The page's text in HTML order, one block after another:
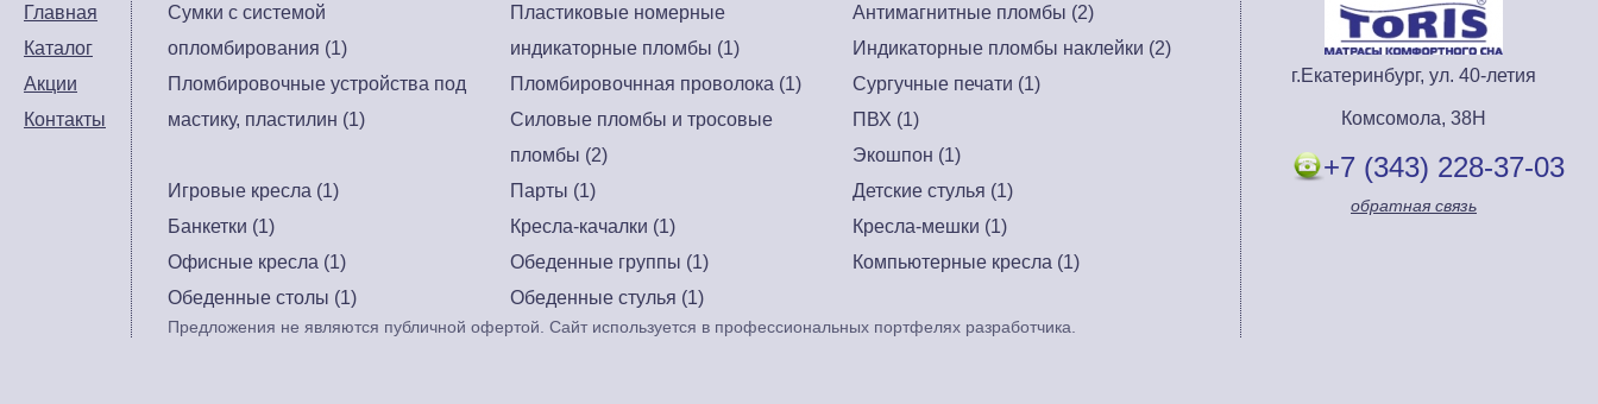
Главная
Каталог
Акции
Контакты
г.Екатеринбург, ул. 40-летия
Комсомола, 38Н
+7 (343) 228-37-03
обратная связь
Сумки с системой
опломбирования (1)
Пластиковые номерные
индикаторные пломбы (1)
Антимагнитные пломбы (2)
Индикаторные пломбы наклейки (2)
Пломбировочные устройства под
мастику, пластилин (1)
Пломбировочнная проволока (1)
Сургучные печати (1)
Силовые пломбы и тросовые
пломбы (2)
ПВХ (1)
Экошпон (1)
Игровые кресла (1)
Парты (1)
Детские стулья (1)
Банкетки (1)
Кресла-качалки (1)
Кресла-мешки (1)
Офисные кресла (1)
Обеденные группы (1)
Компьютерные кресла (1)
Обеденные столы (1)
Обеденные стулья (1)
Предложения не являются публичной офертой. Сайт используется в профессиональных портфелях разработчика.